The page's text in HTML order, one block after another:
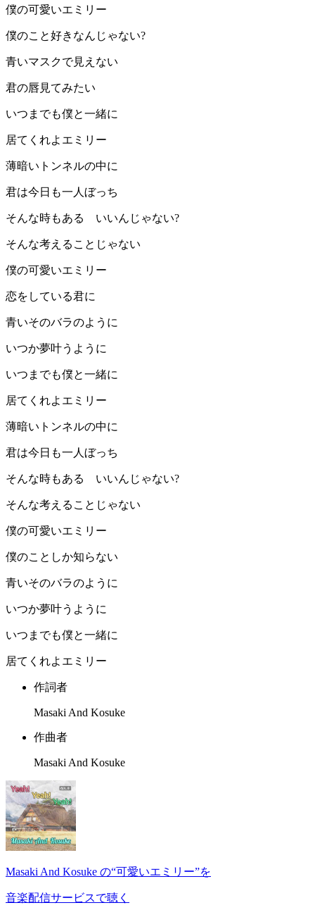
僕の可愛いエミリー
僕のこと好きなんじゃない?
青いマスクで見えない
君の唇見てみたい
いつまでも僕と一緒に
居てくれよエミリー
薄暗いトンネルの中に
君は今日も一人ぼっち
そんな時もある いいんじゃない?
そんな考えることじゃない
僕の可愛いエミリー
恋をしている君に
青いそのバラのように
いつか夢叶うように
いつまでも僕と一緒に
居てくれよエミリー
薄暗いトンネルの中に
君は今日も一人ぼっち
そんな時もある いいんじゃない?
そんな考えることじゃない
僕の可愛いエミリー
僕のことしか知らない
青いそのバラのように
いつか夢叶うように
いつまでも僕と一緒に
居てくれよエミリー
作詞者
Masaki And Kosuke
作曲者
Masaki And Kosuke
Masaki And Kosuke の“可愛いエミリー”を
音楽配信サービスで聴く